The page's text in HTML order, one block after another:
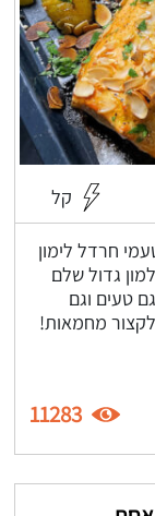
קל
חרדל לימון
גדול שלם
טעים וגם
מחמאות!
11283